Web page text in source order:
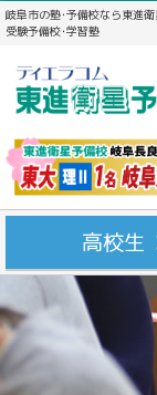
岐阜市の塾･予備校なら東進
受験予備校･学習塾
高校生